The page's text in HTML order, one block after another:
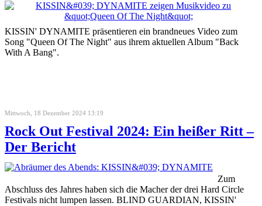
KISSIN' DYNAMITE präsentieren ein brandneues Video zum
Song "Queen Of The Night" aus ihrem aktuellen Album "Back
With A Bang".
Mittwoch, 18 Dezember 2024 13:19
Rock Out Festival 2024: Ein heißer Ritt –
Der Bericht
Zum
Abschluss des Jahres haben sich die Macher der drei Hard Circle
Festivals nicht lumpen lassen. BLIND GUARDIAN, KISSIN'